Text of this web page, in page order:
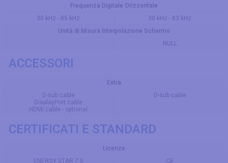
Frequenza Digitale Orizzontale
30 kHz - 85 kHz
30 kHz - 83 kHz
Unità di Misura Interpolazione Schermo
NULL
ACCESSORI
Extra
D-sub cable
DisplayPort cable
HDMI cable - optional
D-sub cable
CERTIFICATI E STANDARD
Licenze
ENERGY STAR 7.0
CE